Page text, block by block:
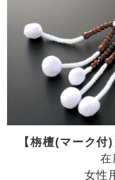
【栴檀(マーク
在
女性